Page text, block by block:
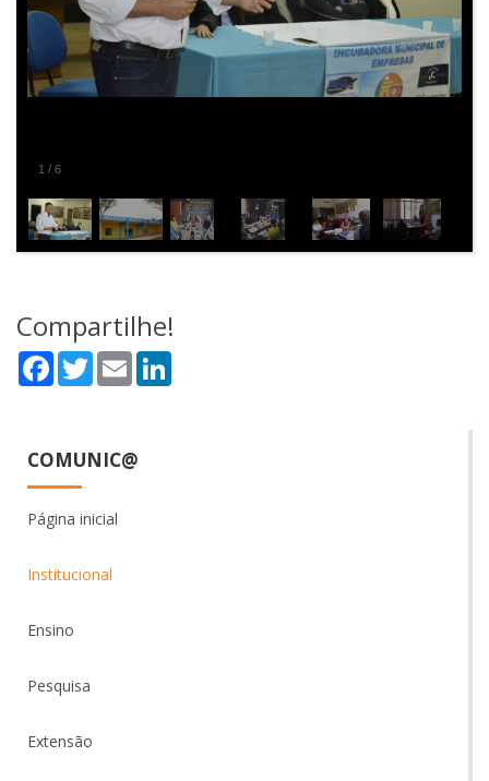
2 / 6
Compartilhe!
Facebook
TwitterEmail
COMUNIC@
Página inicial
Institucional
Ensino
Pesquisa
Extensão